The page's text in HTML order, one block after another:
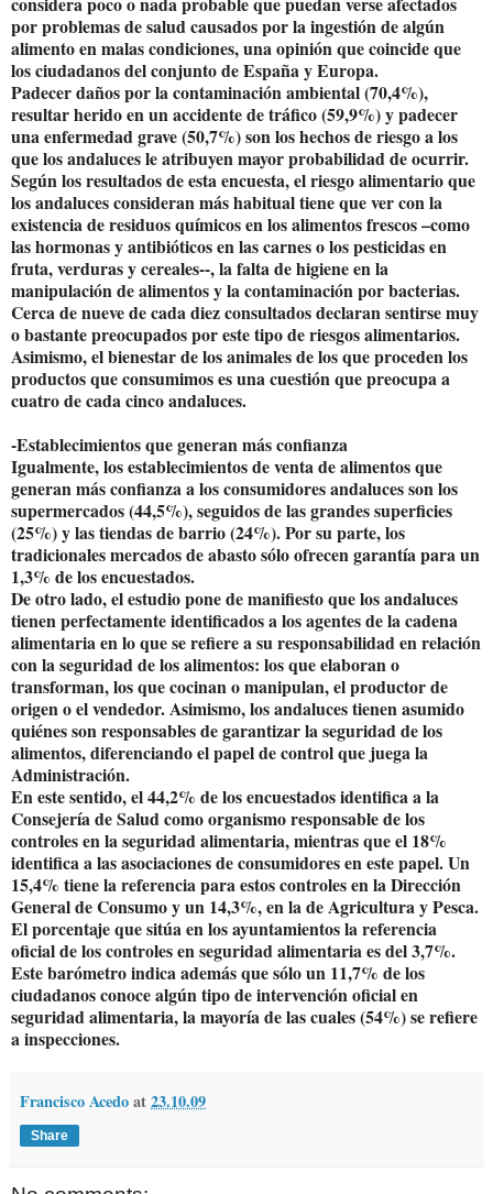
por problemas de salud causados por la ingestión de algún
alimento en malas condiciones, una opinión que coincide que
los ciudadanos del conjunto de España y Europa.
Padecer daños por la contaminación ambiental (70,4%),
resultar herido en un accidente de tráfico (59,9%) y padecer
una enfermedad grave (50,7%) son los hechos de riesgo a los
que los andaluces le atribuyen mayor probabilidad de ocurrir.
Según los resultados de esta encuesta, el riesgo alimentario que
los andaluces consideran más habitual tiene que ver con la
existencia de residuos químicos en los alimentos frescos –como
las hormonas y antibióticos en las carnes o los pesticidas en
fruta, verduras y cereales--, la falta de higiene en la
manipulación de alimentos y la contaminación por bacterias.
Cerca de nueve de cada diez consultados declaran sentirse muy
o bastante preocupados por este tipo de riesgos alimentarios.
Asimismo, el bienestar de los animales de los que proceden los
productos que consumimos es una cuestión que preocupa a
cuatro de cada cinco andaluces.
-Establecimientos que generan más confianza
Igualmente, los establecimientos de venta de alimentos que
generan más confianza a los consumidores andaluces son los
supermercados (44,5%), seguidos de las grandes superficies
(25%) y las tiendas de barrio (24%). Por su parte, los
tradicionales mercados de abasto sólo ofrecen garantía para un
1,3% de los encuestados.
De otro lado, el estudio pone de manifiesto que los andaluces
tienen perfectamente identificados a los agentes de la cadena
alimentaria en lo que se refiere a su responsabilidad en relación
con la seguridad de los alimentos: los que elaboran o
transforman, los que cocinan o manipulan, el productor de
origen o el vendedor. Asimismo, los andaluces tienen asumido
quiénes son responsables de garantizar la seguridad de los
alimentos, diferenciando el papel de control que juega la
Administración.
En este sentido, el 44,2% de los encuestados identifica a la
Consejería de Salud como organismo responsable de los
controles en la seguridad alimentaria, mientras que el 18%
identifica a las asociaciones de consumidores en este papel. Un
15,4% tiene la referencia para estos controles en la Dirección
General de Consumo y un 14,3%, en la de Agricultura y Pesca.
El porcentaje que sitúa en los ayuntamientos la referencia
oficial de los controles en seguridad alimentaria es del 3,7%.
Este barómetro indica además que sólo un 11,7% de los
ciudadanos conoce algún tipo de intervención oficial en
seguridad alimentaria, la mayoría de las cuales (54%) se refiere
a inspecciones.
Francisco Acedoat23.10.09
Share